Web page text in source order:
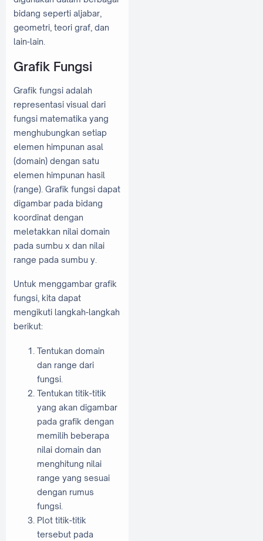
bidang seperti aljabar,
geometri, teori graf, dan
lain-lain.
Grafik Fungsi
Grafik fungsi adalah
representasi visual dari
fungsi matematika yang
menghubungkan setiap
elemen himpunan asal
(domain) dengan satu
elemen himpunan hasil
(range). Grafik fungsi dapat
digambar pada bidang
koordinat dengan
meletakkan nilai domain
pada sumbu x dan nilai
range pada sumbu y.
Untuk menggambar grafik
fungsi, kita dapat
mengikuti langkah-langkah
berikut:
Tentukan domain
dan range dari
fungsi.
Tentukan titik-titik
yang akan digambar
pada grafik dengan
memilih beberapa
nilai domain dan
menghitung nilai
range yang sesuai
dengan rumus
fungsi.
Plot titik-titik
tersebut pada